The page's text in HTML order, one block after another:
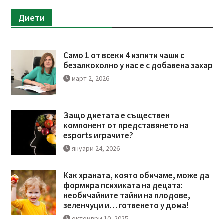
Диети
Само 1 от всеки 4 изпити чаши с
безалкохолно у нас е с добавена захар
март 2, 2026
Защо диетата е съществен
компонент от представянето на
esports играчите?
януари 24, 2026
Как храната, която обичаме, може да
формира психиката на децата:
необичайните тайни на плодове,
зеленчуци и… готвенето у дома!